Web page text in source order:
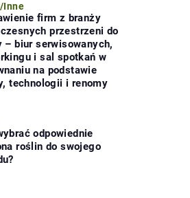
/Inne
firm z branży
przestrzeni do
– biur serwisowanych,
i sal spotkań w
na podstawie
technologii i renomy
odpowiednie
roślin do swojego